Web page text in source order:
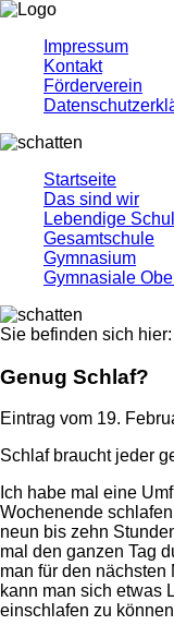
Impressum
Kontakt
Förderverein
Startseite
Das sind wir
Lebendige
Gesamtschule
Gymnasium
Gymnasiale
Sie befinden sich hier:
Genug Schlaf?
Eintrag vom 19.
Schlaf braucht jeder
Ich habe mal eine
Wochenende
neun bis zehn
mal den ganzen Tag
man für den
kann man sich etwas
einschlafen zu